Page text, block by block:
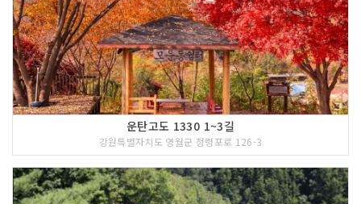
운탄고도 1330 1~3길
강원특별자치도 영월군 청령포로 126-3